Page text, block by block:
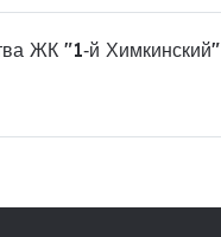
ЖК "1‑й Химкинский"